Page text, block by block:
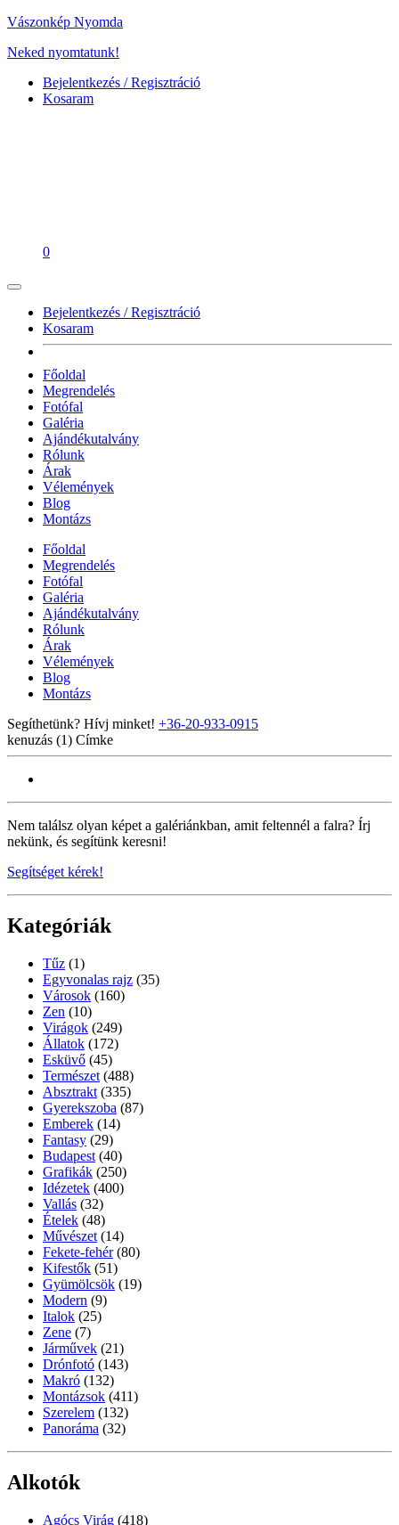
Vászonkép Nyomda
Neked nyomtatunk!
Bejelentkezés / Regisztráció
Kosaram
0
Bejelentkezés / Regisztráció
Kosaram
Főoldal
Megrendelés
Fotófal
Galéria
Ajándékutalvány
Rólunk
Árak
Vélemények
Blog
Montázs
Főoldal
Megrendelés
Fotófal
Galéria
Ajándékutalvány
Rólunk
Árak
Vélemények
Blog
Montázs
Segíthetünk? Hívj minket! +36-20-933-0915
kenuzás (1) Címke
Nem találsz olyan képet a galériánkban, amit feltennél a falra? Írj
nekünk, és segítünk keresni!
Segítséget kérek!
Kategóriák
Tűz (1)
Egyvonalas rajz (35)
Városok (160)
Zen (10)
Virágok (249)
Állatok (172)
Esküvő (45)
Természet (488)
Absztrakt (335)
Gyerekszoba (87)
Emberek (14)
Fantasy (29)
Budapest (40)
Grafikák (250)
Idézetek (400)
Vallás (32)
Ételek (48)
Művészet (14)
Fekete-fehér (80)
Kifestők (51)
Gyümölcsök (19)
Modern (9)
Italok (25)
Zene (7)
Járművek (21)
Drónfotó (143)
Makró (132)
Montázsok (411)
Szerelem (132)
Panoráma (32)
Alkotók
Agócs Virág (418)